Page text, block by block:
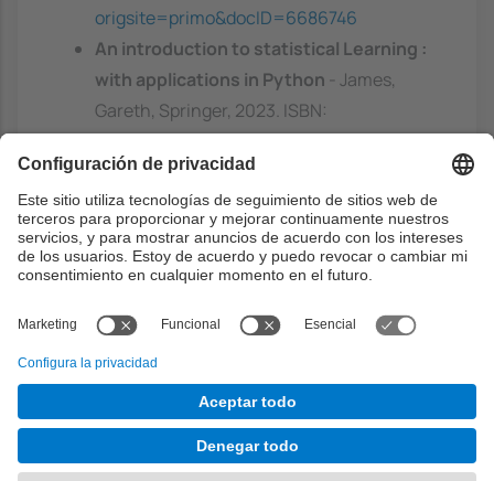
origsite=primo&docID=6686746
An introduction to statistical Learning :
with applications in Python
- James,
Gareth, Springer, 2023. ISBN:
9783031391897
https://discovery.upc.edu/discovery/fulldi
splay?
docid=alma991005494541006711&contex
t=L&vid=34CSUC_UPC:VU1&lang=ca
Capacidades previas
Programación en R. Bioestadística. Algebra